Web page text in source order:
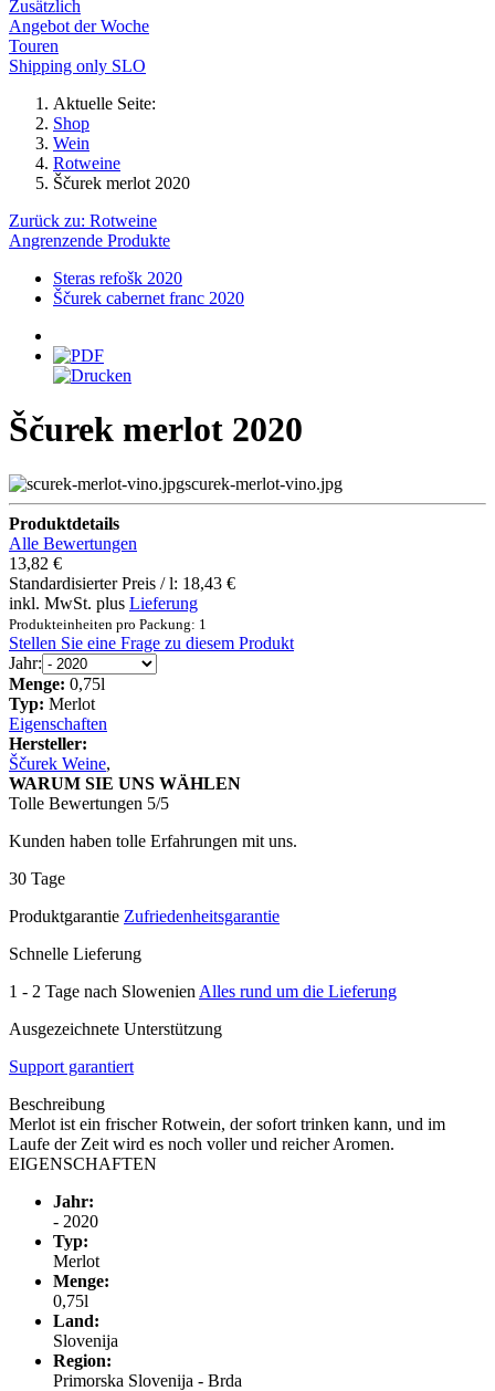
Zusätzlich
Angebot der Woche
Touren
Shipping only SLO
Aktuelle Seite:
Shop
Wein
Rotweine
Ščurek merlot 2020
Zurück zu: Rotweine
Angrenzende Produkte
Steras refošk 2020
Ščurek cabernet franc 2020
Ščurek merlot 2020
scurek-merlot-vino.jpg
Produktdetails
Alle Bewertungen
13,82 €
Standardisierter Preis / l: 18,43 €
inkl. MwSt. plus Lieferung
Produkteinheiten pro Packung: 1
Stellen Sie eine Frage zu diesem Produkt
Jahr:
Menge: 0,75l
Typ: Merlot
Eigenschaften
Hersteller:
Ščurek Weine,
WARUM SIE UNS WÄHLEN
Tolle Bewertungen 5/5
Kunden haben tolle Erfahrungen mit uns.
30 Tage
Produktgarantie Zufriedenheitsgarantie
Schnelle Lieferung
1 - 2 Tage nach Slowenien Alles rund um die Lieferung
Ausgezeichnete Unterstützung
Support garantiert
Beschreibung
Merlot ist ein frischer Rotwein, der sofort trinken kann, und im
Laufe der Zeit wird es noch voller und reicher Aromen.
EIGENSCHAFTEN
Jahr:
- 2020
Typ:
Merlot
Menge:
0,75l
Land:
Slovenija
Region:
Primorska Slovenija - Brda